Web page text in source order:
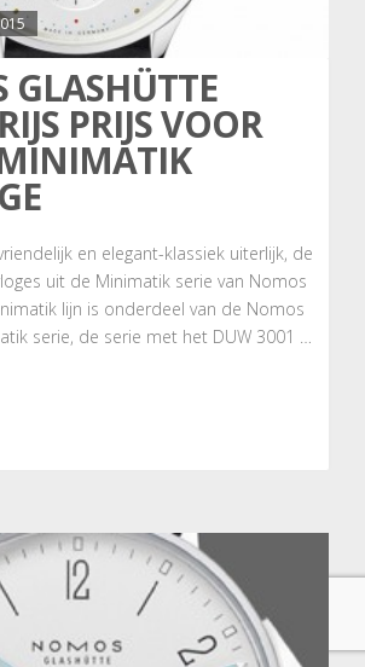
GLASHÜTTE
PRIJS VOOR
en elegant-klassiek uiterlijk, de
uit de Minimatik serie van Nomos
lijn is onderdeel van de Nomos
serie, de serie met het DUW 3001 …